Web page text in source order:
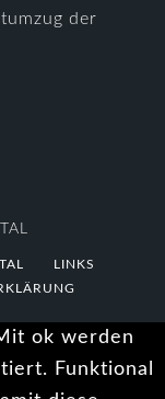
der
LINKS
ok werden
Funktional